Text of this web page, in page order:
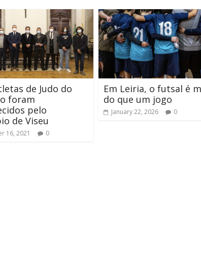
de Judo do
foram
pelo
de Viseu
16, 2021 0
Em Leiria, o futsal é
do que um jogo
January 22, 2026 0